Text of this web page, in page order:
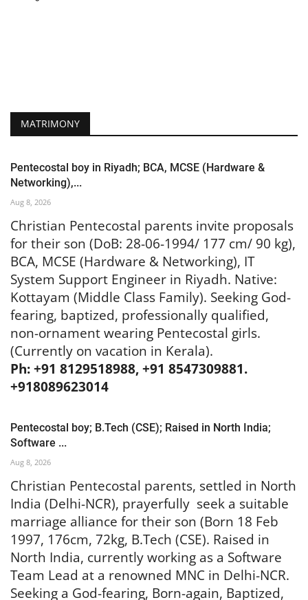
MATRIMONY
Pentecostal boy in Riyadh; BCA, MCSE (Hardware &
Networking),...
Aug 8, 2026
Christian Pentecostal parents invite proposals
for their son (DoB: 28-06-1994/ 177 cm/ 90 kg),
BCA, MCSE (Hardware & Networking), IT
System Support Engineer in Riyadh. Native:
Kottayam (Middle Class Family). Seeking God-
fearing, baptized, professionally qualified,
non-ornament wearing Pentecostal girls.
(Currently on vacation in Kerala).
Ph: +91 8129518988, +91 8547309881.
+918089623014
Pentecostal boy; B.Tech (CSE); Raised in North India;
Software ...
Aug 8, 2026
Christian Pentecostal parents, settled in North
India (Delhi-NCR), prayerfully seek a suitable
marriage alliance for their son (Born 18 Feb
1997, 176cm, 72kg, B.Tech (CSE). Raised in
North India, currently working as a Software
Team Lead at a renowned MNC in Delhi-NCR.
Seeking a God-fearing, Born-again, Baptized,